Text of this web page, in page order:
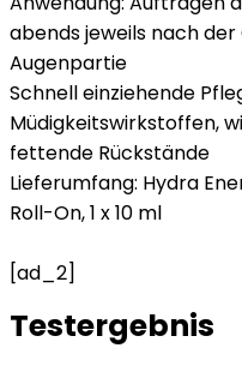
abends jeweils nach
Augenpartie
Schnell einziehende
Müdigkeitswirkstoffen,
fettende Rückstände
Lieferumfang: Hydra
Roll-On, 1 x 10 ml
[ad_2]
Testergebnis